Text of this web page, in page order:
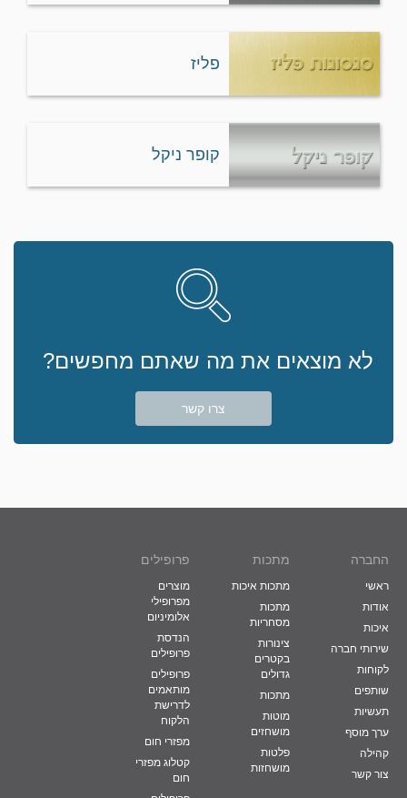
פליז
קופר ניקל
לא מוצאים את מה שאתם מחפשים?
צרו קשר
החברה
ראשי
אודות
איכות
שירותי חברה
לקוחות
שותפים
תעשיות
ערך מוסף
קהילה
צור קשר
מתכות
מתכות איכות
מתכות
מסחריות
צינורות
בקטרים
גדולים
מתכות
מוטות
מושחזים
פלטות
מושחזות
פרופילים
מוצרים
מפרופילי
אלומיניום
הנדסת
פרופילים
פרופילים
מותאמים
לדרישת
הלקוח
מפזרי חום
קטלוג מפזרי
חום